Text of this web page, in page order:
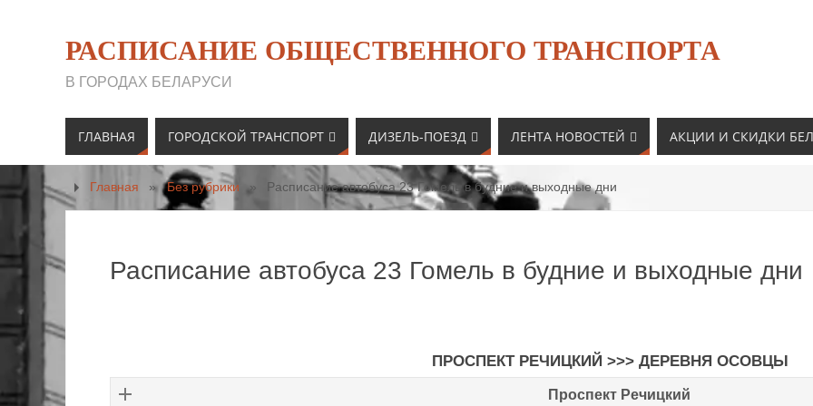
РАСПИСАНИЕ ОБЩЕСТВЕННОГО ТРАНСПОРТА
В ГОРОДАХ БЕЛАРУСИ
ГЛАВНАЯ ГОРОДСКОЙ ТРАНСПОРТ ДИЗЕЛЬ-ПОЕЗД ЛЕНТА НОВОСТЕЙ АКЦИИ И СКИДКИ
Главная » Без рубрики » Расписание автобуса 23 Гомель в будние и выходные дни
Расписание автобуса 23 Гомель в будние и выходные дни
ПРОСПЕКТ РЕЧИЦКИЙ >>> ДЕРЕВНЯ ОСОВЦЫ
Проспект Речицкий